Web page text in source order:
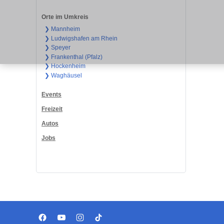
Orte im Umkreis
❯ Mannheim
❯ Ludwigshafen am Rhein
❯ Speyer
❯ Frankenthal (Pfalz)
❯ Hockenheim
❯ Waghäusel
Events
Freizeit
Autos
Jobs